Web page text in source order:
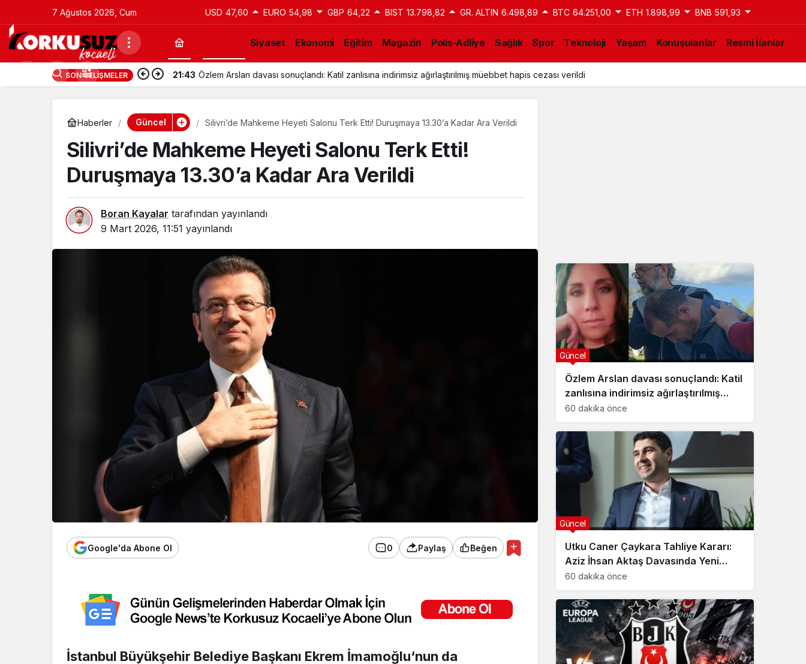
7 Ağustos 2026, Cum USD 47,60 EURO 54,98 GBP 64,22 BIST 13.798,82 GR. ALTIN 6.498,89 BTC 64.251,00 ETH 1.898,99 BNB 591,93
Siyaset Ekonomi Eğitim Magazin Polis-Adliye Sağlık Spor Teknoloji Yaşam Konuşulanlar Resmi İlanlar
SON GELIŞMELER 21:43 Özlem Arslan davası sonuçlandı: Katil zanlısına indirimsiz ağırlaştırılmış müebbet hapis cezası verildi
Haberler Güncel Silivri’de Mahkeme Heyeti Salonu Terk Etti! Duruşmaya 13.30’a Kadar Ara Verildi
Silivri’de Mahkeme Heyeti Salonu Terk Etti!
Duruşmaya 13.30’a Kadar Ara Verildi
Boran Kayalar tarafından yayınlandı
9 Mart 2026, 11:51 yayınlandı
Google'da Abone Ol 0 Paylaş Beğen
İstanbul Büyükşehir Belediye Başkanı Ekrem İmamoğlu‘nun da
Özlem Arslan davası sonuçlandı: Katil
zanlısına indirimsiz ağırlaştırılmış
müebbet hapis cezası verildi
60 dakika önce
Güncel
Utku Caner Çaykara Tahliye Kararı:
Aziz İhsan Aktaş Davasında Yeni
Gelişme
60 dakika önce
Güncel